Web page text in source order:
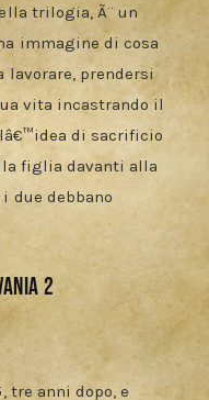
trilogia, Ã¨ un
immagine di cosa
lavorare, prendersi
vita incastrando il
di sacrificio
figlia davanti alla
due debbano
2
tre anni dopo, e